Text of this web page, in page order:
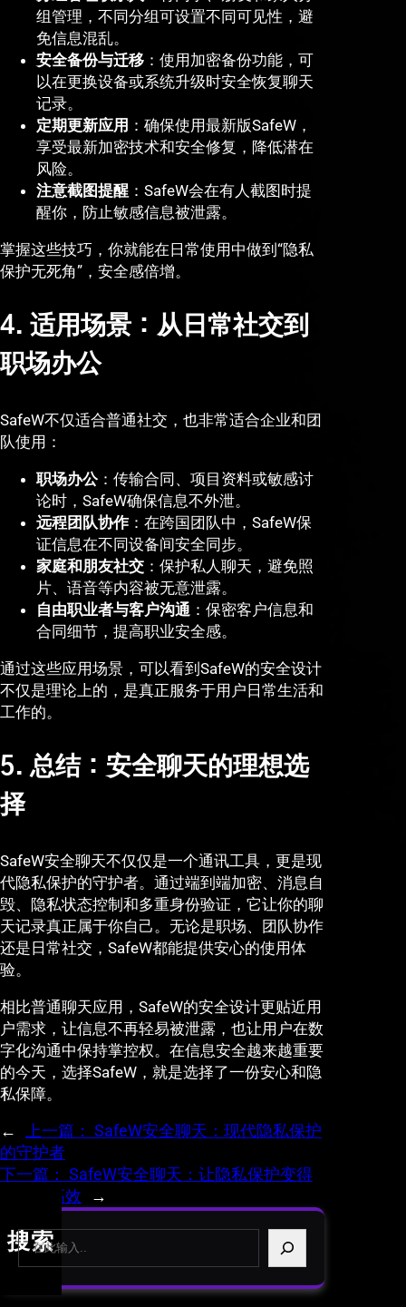
组管理，不同分组可设置不同可见性，避
免信息混乱。
安全备份与迁移 ：使用加密备份功能，可
以在更换设备或系统升级时安全恢复聊天
记录。
定期更新应用 ：确保使用最新版SafeW，
享受最新加密技术和安全修复，降低潜在
风险。
注意截图提醒 ：SafeW会在有人截图时提
醒你，防止敏感信息被泄露。
掌握这些技巧，你就能在日常使用中做到“隐私
保护无死角”，安全感倍增。
4. 适用场景：从日常社交到
职场办公
SafeW不仅适合普通社交，也非常适合企业和团
队使用：
职场办公：传输合同、项目资料或敏感讨
论时，SafeW确保信息不外泄。
远程团队协作：在跨国团队中，SafeW保
证信息在不同设备间安全同步。
家庭和朋友社交 ：保护私人聊天，避免照
片、语音等内容被无意泄露。
自由职业者与客户沟通 ：保密客户信息和
合同细节，提高职业安全感。
通过这些应用场景，可以看到SafeW的安全设计
不仅是理论上的，是真正服务于用户日常生活和
工作的。
5. 总结：安全聊天的理想选
择
SafeW安全聊天不仅仅是一个通讯工具，更是现
代隐私保护的守护者。通过端到端加密、消息自
毁、隐私状态控制和多重身份验证，它让你的聊
天记录真正属于你自己。无论是职场、团队协作
还是日常社交，SafeW都能提供安心的使用体
验。
相比普通聊天应用，SafeW的安全设计更贴近用
户需求，让信息不再轻易被泄露，也让用户在数
字化沟通中保持掌控权。在信息安全越来越重要
的今天，选择SafeW，就是选择了一份安心和隐
私保障。
← 上一篇： SafeW安全聊天：现代隐私保护
的守护者
下一篇： SafeW安全聊天：让隐私保护变得
简单而高效
→
搜索
S